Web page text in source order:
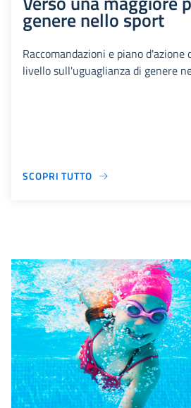
genere nello sport
Raccomandazioni e piano d'azione
livello sull'uguaglianza di genere
SCOPRI TUTTO